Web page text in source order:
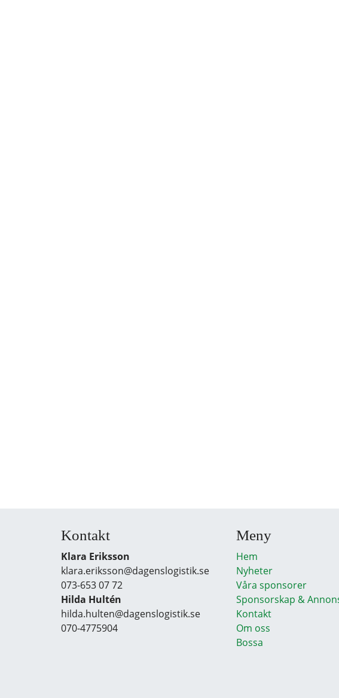
Kontakt
Klara Eriksson
klara.eriksson@dagenslogistik.se
073-653 07 72
Hilda Hultén
hilda.hulten@dagenslogistik.se
070-4775904
Meny
Hem
Nyheter
Våra sponsorer
Sponsorskap &
Kontakt
Om oss
Bossa